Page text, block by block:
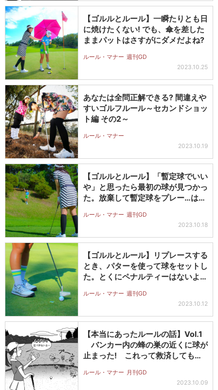
【ゴルルとルール】一瞬たりとも日
に焼けたくない! でも、傘を差した
ままパットはさすがにダメだよね?
ルール・マナー 週刊GD
2023.10.25
あなたは全問正解できる? 間違えや
すいゴルフルール～セカンドショッ
ト編 その2～
ルール・マナー
2023.10.19
【ゴルルとルール】「暫定球でいい
や」と思ったら最初の球が見つかっ
た。放棄して暫定球をプレー…は認
ルール・マナー 週刊GD
2023.10.18
【ゴルルとルール】リプレースする
とき、パターを使って球をセットし
た。とくにペナルティーはないよ
ルール・マナー 週刊GD
2023.10.12
【本当にあったルールの話】Vol.1
バンカー内の蜂の巣の近くに球が
止まった! これって救済しても
ルール・マナー 月刊GD
2023.10.09